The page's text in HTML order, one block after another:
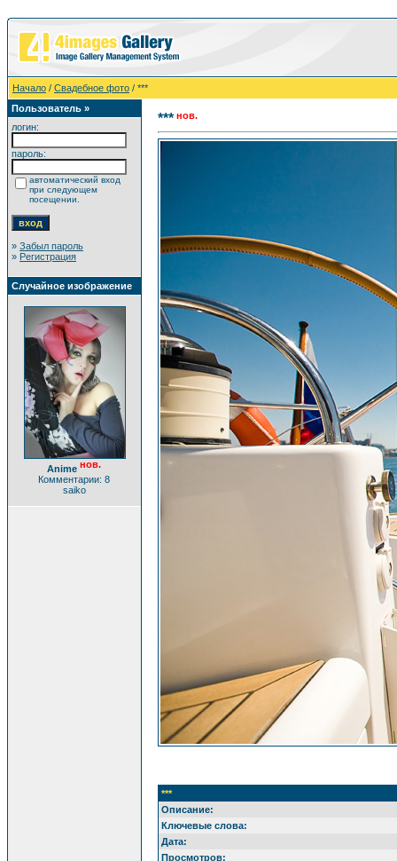
Начало / Свадебное фото / ***
Пользователь »
логин:
пароль:
автоматический вход
при следующем
посещении.
» Забыл пароль
» Регистрация
Случайное изображение
Anime нов.
Комментарии: 8
saiko
*** нов.
***
Описание:
Ключевые слова:
Дата:
Просмотров: